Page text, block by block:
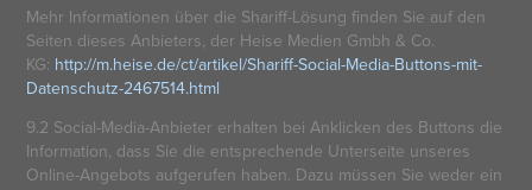
Mehr Informationen über die Shariff-Lösung finden Sie auf den
Seiten dieses Anbieters, der Heise Medien Gmbh & Co.
KG: http://m.heise.de/ct/artikel/Shariff-Social-Media-Buttons-mit-
Datenschutz-2467514.html
9.2 Social-Media-Anbieter erhalten bei Anklicken des Buttons die
Information, dass Sie die entsprechende Unterseite unseres
Online-Angebots aufgerufen haben. Dazu müssen Sie weder ein